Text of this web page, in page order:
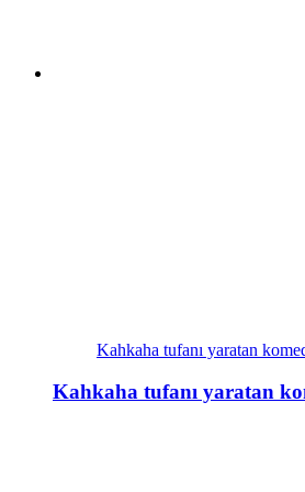
Kahkaha tufanı yaratan
Kahkaha tufanı yaratan